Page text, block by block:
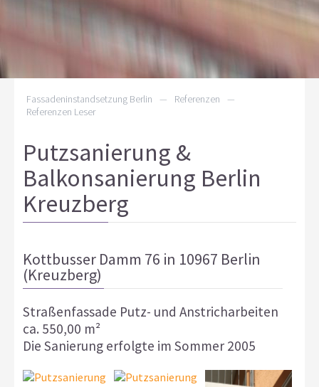
Fassadeninstandsetzung Berlin — Referenzen
—
Referenzen Leser
Putzsanierung &
Balkonsanierung Berlin
Kreuzberg
Kottbusser Damm 76 in 10967 Berlin
(Kreuzberg)
Straßenfassade Putz- und Anstricharbeiten
ca. 550,00 m²
Die Sanierung erfolgte im Sommer 2005